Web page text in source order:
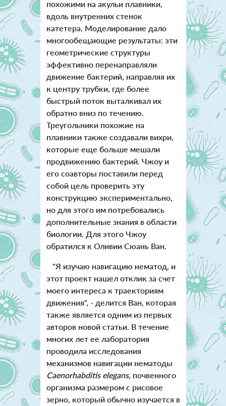
похожими на акульи плавники,
вдоль внутренних стенок
катетера. Моделирование дало
многообещающие результаты: эти
геометрические структуры
эффективно перенаправляли
движение бактерий, направляя их
к центру трубки, где более
быстрый поток выталкивал их
обратно вниз по течению.
Треугольники похожие на
плавники также создавали вихри,
которые еще больше мешали
продвижению бактерий. Чжоу и
его соавторы поставили перед
собой цель проверить эту
конструкцию экспериментально,
но для этого им потребовались
дополнительные знания в области
биологии. Для этого Чжоу
обратился к Оливии Сюань Ван.
"Я изучаю навигацию нематод, и
этот проект нашел отклик за счет
моего интереса к траекториям
движения", - делится Ван, которая
также является одним из первых
авторов новой статьи. В течение
многих лет ее лаборатория
проводила исследования
механизмов навигации нематоды
Caenorhabditis elegans, почвенного
организма размером с рисовое
зерно, который обычно изучается в